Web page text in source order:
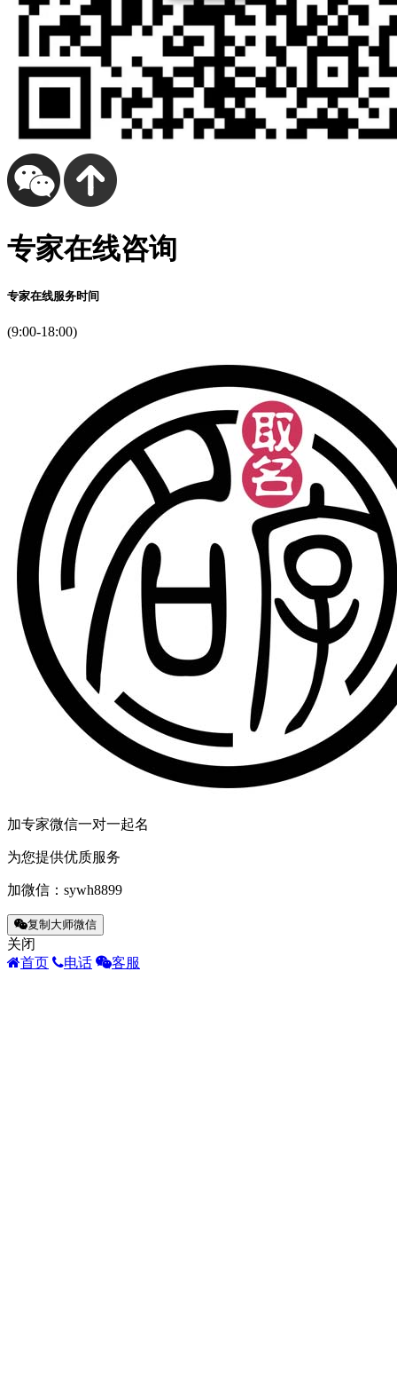
专家在线咨询
专家在线服务时间
(9:00-18:00)
加专家微信一对一起名
为您提供优质服务
加微信： sywh8899
复制大师微信
关闭
首页
电话 客服